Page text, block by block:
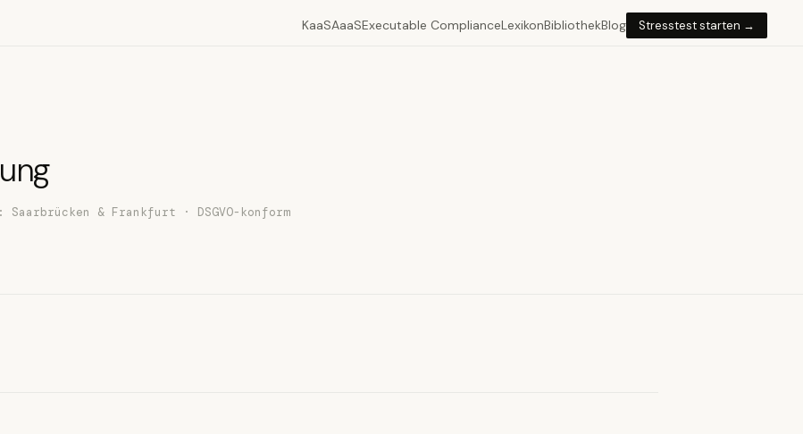
KaaSAaaSExecutable ComplianceLexikonBibliothekBlog Stresstest starten →
& Frankfurt · DSGVO-konform